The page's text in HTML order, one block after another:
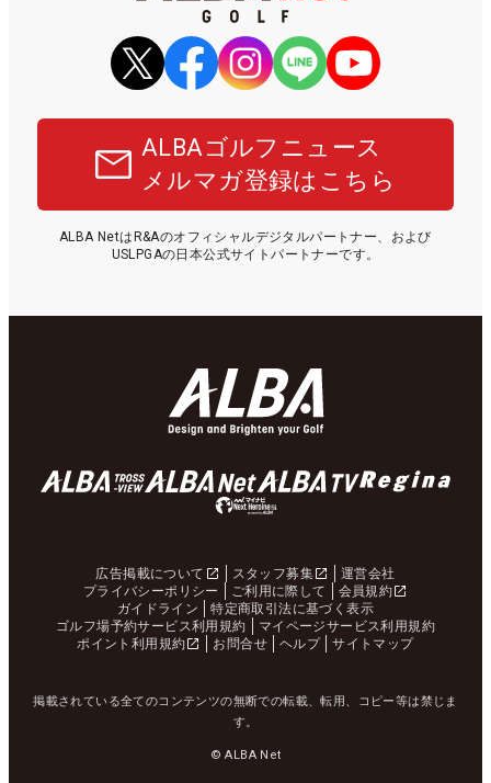
ALBAゴルフニュース
メルマガ登録はこちら
ALBA NetはR&Aのオフィシャルデジタルパートナー、および
USLPGAの日本公式サイトパートナーです。
広告掲載について スタッフ募集
運営会社
プライバシーポリシー
ご利用に際して
会員規約
ガイドライン
特定商取引法に基づく表示
ゴルフ場予約サービス利用規約
マイページサービス利用規約
ポイント利用規約
お問合せ ヘルプ サイトマップ
掲載されている全てのコンテンツの無断での転載、転用、コピー等は禁じま
す。
© ALBA Net